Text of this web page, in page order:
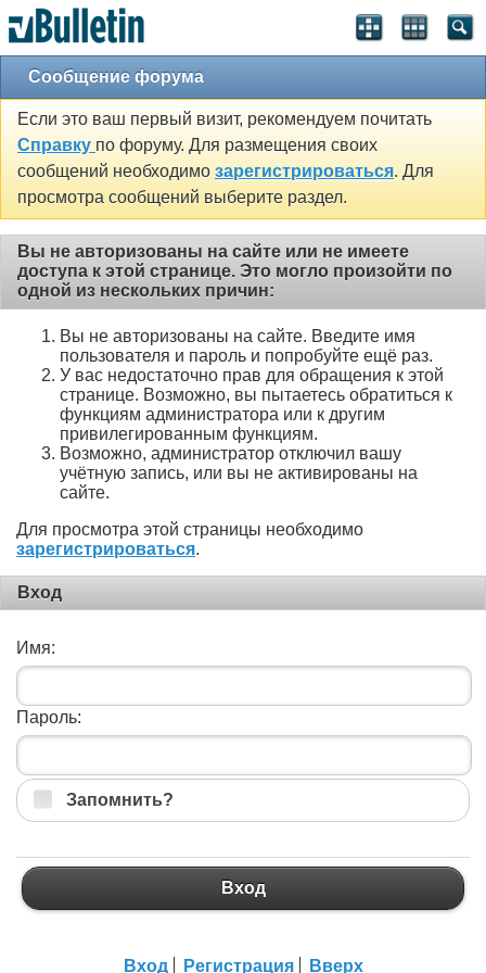
Сообщение форума
Если это ваш первый визит, рекомендуем почитать
Справку по форуму. Для размещения своих
сообщений необходимо зарегистрироваться. Для
просмотра сообщений выберите раздел.
Вы не авторизованы на сайте или не имеете
доступа к этой странице. Это могло произойти по
одной из нескольких причин:
Вы не авторизованы на сайте. Введите имя
пользователя и пароль и попробуйте ещё раз.
У вас недостаточно прав для обращения к этой
странице. Возможно, вы пытаетесь обратиться к
функциям администратора или к другим
привилегированным функциям.
Возможно, администратор отключил вашу
учётную запись, или вы не активированы на
сайте.
Для просмотра этой страницы необходимо
зарегистрироваться.
Вход
Имя:
Пароль:
Запомнить?
Вход
Вход Регистрация Вверх